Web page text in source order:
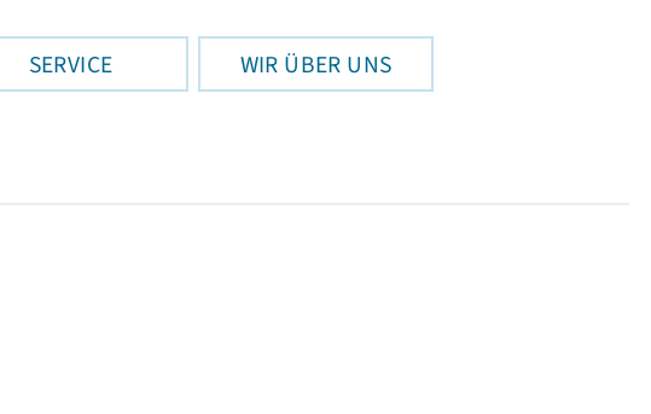
SERVICE WIR ÜBER UNS